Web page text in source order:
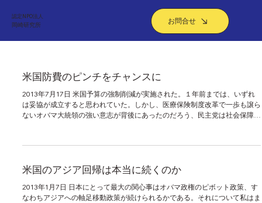
お問合せ
認定NPO法人
​岡崎研究所
米国防費のピンチをチャンスに
2013年7月17日 米国予算の強制削減が実施された。１年前までは、いずれ
は妥協が成立すると思われていた。しかし、医療保険制度改革で一歩も譲ら
ないオバマ大統領の強い意志が背後にあったのだろう、民主党は社会保障、
米国のアジア回帰は本当に続くのか
2013年1月7日 日本にとって最大の関心事はオバマ政権のピボット政策、す
なわちアジアへの軸足移動政策が続けられるかである。それについて私はま